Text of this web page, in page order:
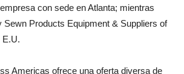
con sede en Atlanta; mientras
Products Equipment & Suppliers of
E.U.
Americas ofrece una oferta diversa de